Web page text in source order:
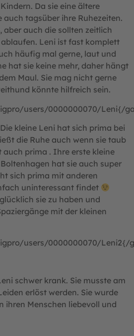
Da sie eine ältere
auch tagsüber ihre Ruhezeiten.
aber auch die sollten zeitlich
Leni ist fast komplett
häufig mal gerne, laut und
hat sie keine mehr, daher hängt
Maul. Sie mag nicht gerne
könnte hilfreich sein.
users/0000000070/Leni{/
kleine Leni hat sich prima bei
die Ruhe auch wenn sie taub
prima . Ihre erste kleine
hat sie auch super
sich prima mit anderen
uninteressant findet
sie zu haben und
mit der kleinen
users/0000000070/Leni2{/
schwer krank. Sie musste am
erlöst werden. Sie wurde
ihren Menschen liebevoll und